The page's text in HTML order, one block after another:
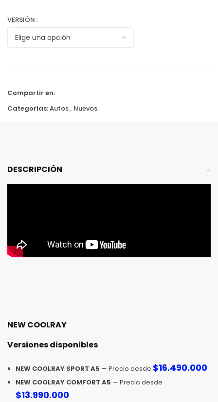
VERSIÓN
Compartir en:
Categorías:Autos, Nuevos
DESCRIPCIÓN
NEW COOLRAY
Versiones disponibles
NEW COOLRAY SPORT A5 — Precio desde $16.490.000
NEW COOLRAY COMFORT A5 — Precio desde
$13.990.000